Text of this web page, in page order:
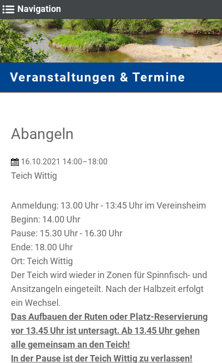
Navigation
Veranstaltungen & Termine
Abangeln
16.10.2021 14:00–18:00
Teich Wittig
Anmeldung: 13.00 Uhr - 13:45 Uhr im Vereinsheim
Beginn: 14.00 Uhr
Pause: 15.30 Uhr - 16.30 Uhr
Ende: 18.00 Uhr
Ort: Teich Wittig
Der Teich wird wieder in Zonen für Spinnfisch- und
Ansitzangeln eingeteilt. Nach der Halbzeit erfolgt
ein Wechsel.
Das Aufbauen der Ruten oder Platz-Reservierung
vor 13.45 Uhr ist untersagt. Ab 13.45 Uhr gehen
alle gemeinsam an den Teich!
In der Pause ist der Teich Wittig zu verlassen!
Vorstand
Fulda
Stadtteich 3
Teich Wittig
Hege
Termine
Anmietung
Angelscheine
Anfahrt
Bilder rund um die Angelfischerei